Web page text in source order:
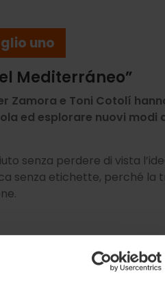
uno
Mediterráneo”
Zamora e Toni Cotolí
ed esplorare nuovi modi
senza perdere di vista
senza etichette, perché la